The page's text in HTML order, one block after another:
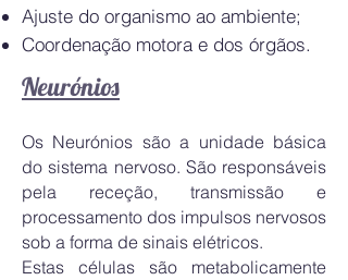
Ajuste do organismo ao ambiente;
Coordenação motora e dos órgãos.
Neurónios
Os Neurónios são a unidade básica
do sistema nervoso. São responsáveis
pela receção, transmissão e
processamento dos impulsos nervosos
sob a forma de sinais elétricos.
Estas células são metabolicamente